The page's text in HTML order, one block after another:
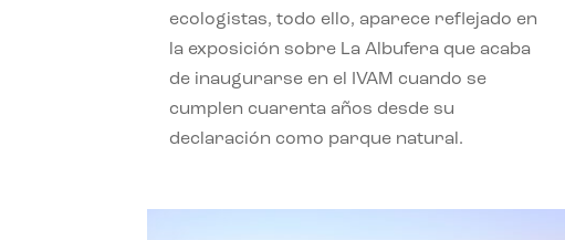
ecologistas, todo ello, aparece reflejado en
la exposición sobre La Albufera que acaba
de inaugurarse en el IVAM cuando se
cumplen cuarenta años desde su
declaración como parque natural.